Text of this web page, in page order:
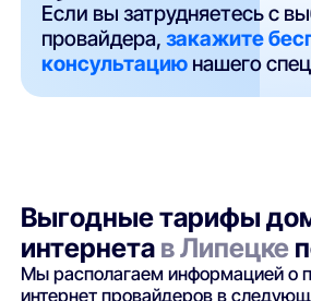
Если вы затрудняетесь с
провайдера,закажите
консультацию нашего
Выгодные тарифы
интернета в Липецке
Мы располагаем информацией о
интернет провайдеров в